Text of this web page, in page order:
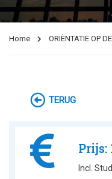
Home ORIËNTATIE OP
TERUG
Prijs:
Incl.